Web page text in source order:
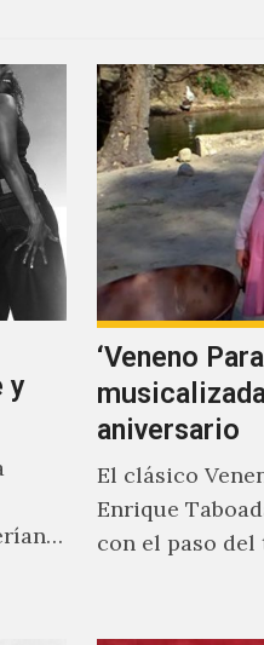
y
‘Veneno
aniversario
El clásico
Enrique
con el paso